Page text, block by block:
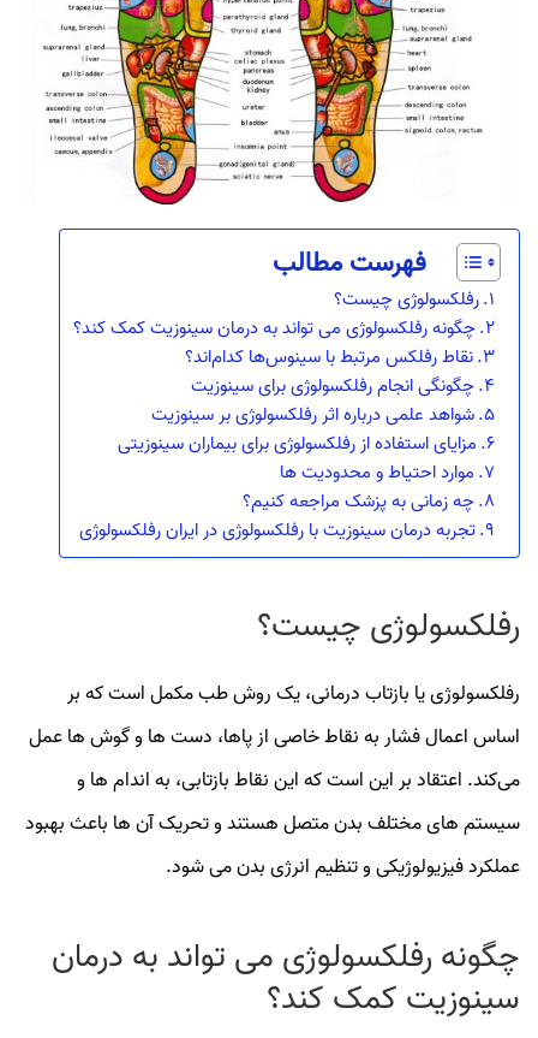
فهرست مطالب
رفلکسولوژی چیست؟
چگونه رفلکسولوژی می‌ تواند به درمان سینوزیت کمک کند؟
نقاط رفلکس مرتبط با سینوس‌ها کدام‌اند؟
چگونگی انجام رفلکسولوژی برای سینوزیت
شواهد علمی درباره اثر رفلکسولوژی بر سینوزیت
مزایای استفاده از رفلکسولوژی برای بیماران سینوزیتی
موارد احتیاط و محدودیت‌ ها
چه زمانی به پزشک مراجعه کنیم؟
تجربه درمان سینوزیت با رفلکسولوژی در ایران رفلکسولوژی
رفلکسولوژی چیست؟
رفلکسولوژی یا بازتاب‌ درمانی، یک روش طب مکمل است که بر
اساس اعمال فشار به نقاط خاصی از پاها، دست‌ ها و گوش‌ ها عمل
می‌کند. اعتقاد بر این است که این نقاط بازتابی، به اندام‌ ها و
سیستم‌ های مختلف بدن متصل هستند و تحریک آن‌ ها باعث بهبود
عملکرد فیزیولوژیکی و تنظیم انرژی بدن می‌ شود.
چگونه رفلکسولوژی می‌ تواند به درمان
سینوزیت کمک کند؟